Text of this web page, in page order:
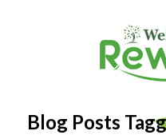
Blog Posts